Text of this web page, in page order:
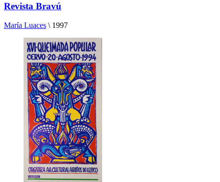
Revista Bravú
María Luaces \ 1997